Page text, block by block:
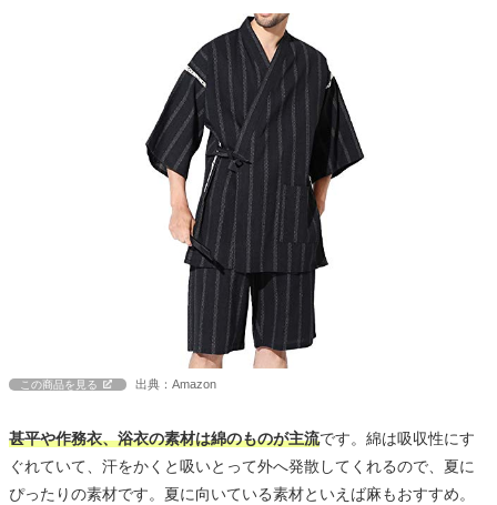
この商品を見る 出典：Amazon
甚平や作務衣、浴衣の素材は綿のものが主流です。綿は吸収性にす
ぐれていて、汗をかくと吸いとって外へ発散してくれるので、夏に
ぴったりの素材です。夏に向いている素材といえば麻もおすすめ。